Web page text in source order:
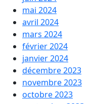
mai 2024
avril 2024
mars 2024
février 2024
janvier 2024
décembre 2023
novembre 2023
octobre 2023